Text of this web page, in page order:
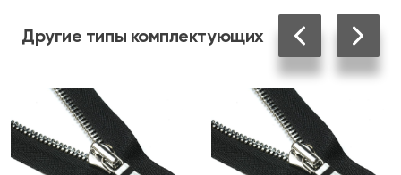
Другие типы комплектующих